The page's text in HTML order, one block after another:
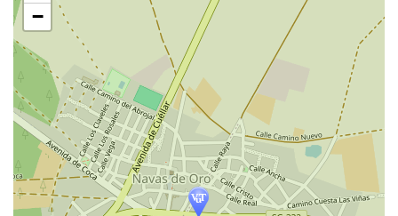
地
图 −